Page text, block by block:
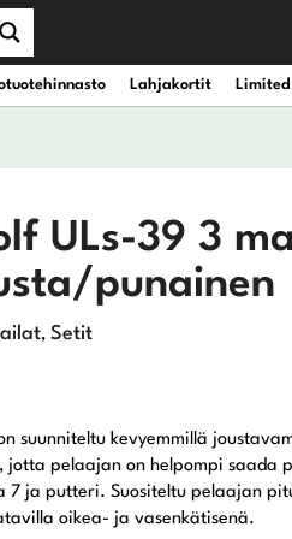
Lahjakortit
ULs-39 3
punainen
, Setit
suunniteltu kevyemmillä
pelaajan on helpompi saada
7 ja putteri. Suositeltu pelaajan
oikea- ja vasenkätisenä.